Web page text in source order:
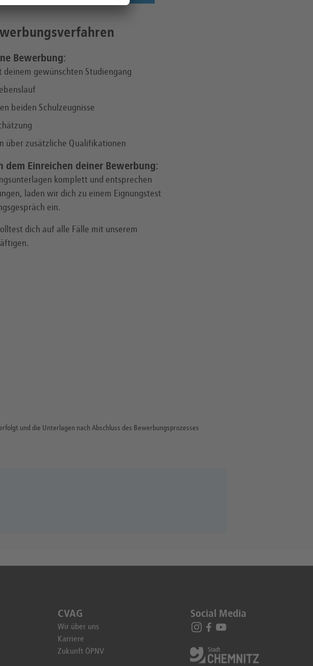
Bewerbung:
deinem gewünschten Studiengang
beiden Schulzeugnisse
über zusätzliche Qualifikationen
dem Einreichen deiner Bewerbung:
komplett und entsprechen
laden wir dich zu einem Eignungstest
ein.
dich auf alle Fälle mit unserem
und die Unterlagen nach Abschluss des Bewerbungsprozesses
CVAG
Wir über uns
Karriere
Zukunft ÖPNV
Social Media